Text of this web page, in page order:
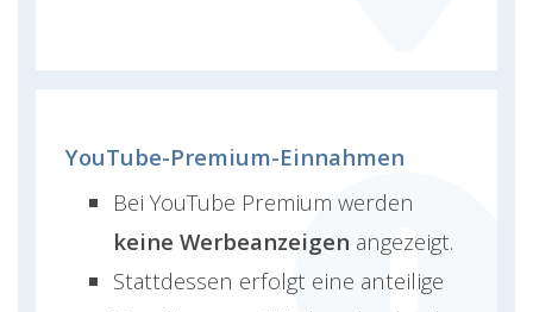
YouTube-Premium-Einnahmen
Bei YouTube Premium werden
keine Werbeanzeigen angezeigt.
Stattdessen erfolgt eine anteilige